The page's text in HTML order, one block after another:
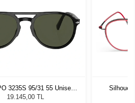
3235S 95/31 55 Unisex
Güneş Gözlüğü
19.145,00 TL